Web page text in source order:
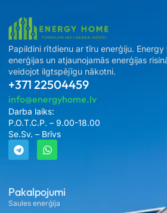
Pakalpojumi
Saules enerģija
Papildini rītdienu ar tīru enerģiju.
enerģijas un atjaunojamās enerģijas
veidojot ilgtspējīgu nākotni.
+371 22504459
info@energyhome.lv
Darba laiks:
P.O.T.C.P. – 9.00-18.00
Se.Sv. – Brīvs